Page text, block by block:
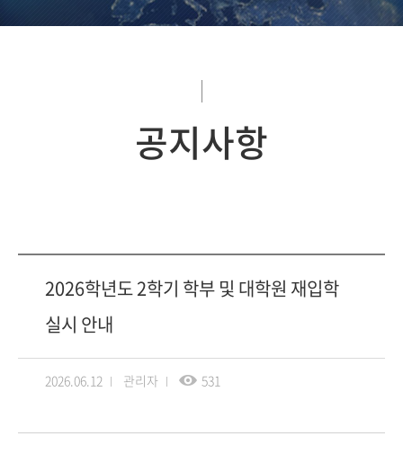
공지사항
2026학년도 2학기 학부 및 대학원 재입학
실시 안내
2026.06.12 관리자 531